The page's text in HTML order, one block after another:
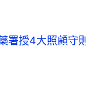
署授4大照顧守則